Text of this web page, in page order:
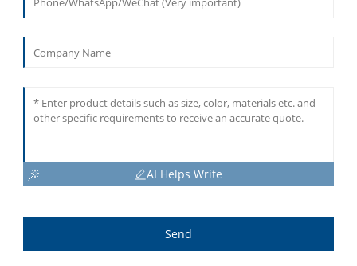
AI Helps Write
Send